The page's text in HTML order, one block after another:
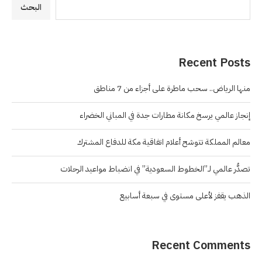
البحث
Recent Posts
منها الرياض.. سحب ماطرة على أجزاء من 7 مناطق
إنجاز عالمي يرسخ مكانة مطارات جدة في المباني الخضراء
معالم المملكة تتوشح أعلام اتفاقية مكة للدفاع المشترك
تصدُّر عالمي لـ”الخطوط السعودية” في انضباط مواعيد الرحلات
الذهب يقفز لأعلى مستوى في سبعة أسابيع
Recent Comments